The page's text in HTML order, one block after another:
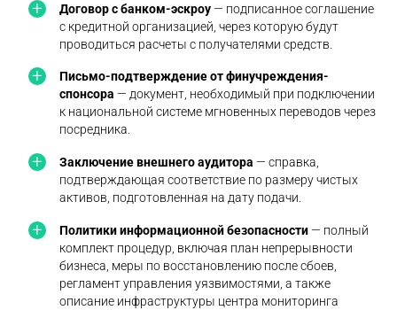
Договор с банком-эскроу — подписанное соглашение
с кредитной организацией, через которую будут
проводиться расчеты с получателями средств.
Письмо-подтверждение от финучреждения-
спонсора — документ, необходимый при подключении
к национальной системе мгновенных переводов через
посредника.
Заключение внешнего аудитора — справка,
подтверждающая соответствие по размеру чистых
активов, подготовленная на дату подачи.
Политики информационной безопасности — полный
комплект процедур, включая план непрерывности
бизнеса, меры по восстановлению после сбоев,
регламент управления уязвимостями, а также
описание инфраструктуры центра мониторинга